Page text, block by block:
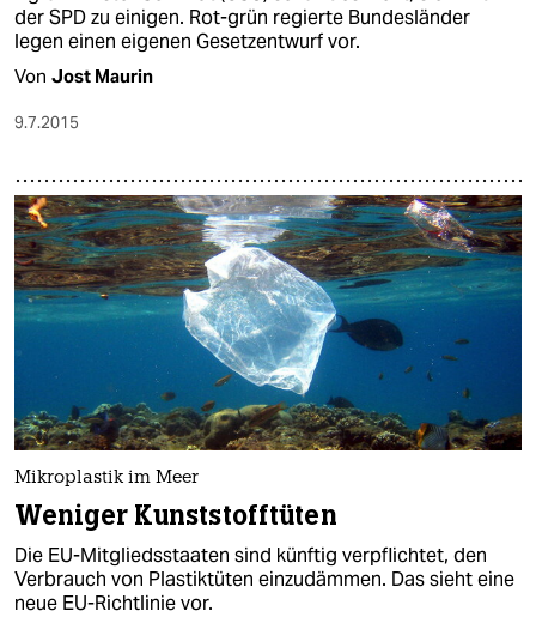
der SPD zu einigen. Rot-grün regierte Bundesländer
legen einen eigenen Gesetzentwurf vor.
Von Jost Maurin
9.7.2015
Mikroplastik im Meer
Weniger Kunststofftüten
Die EU-Mitgliedsstaaten sind künftig verpflichtet, den
Verbrauch von Plastiktüten einzudämmen. Das sieht eine
neue EU-Richtlinie vor.